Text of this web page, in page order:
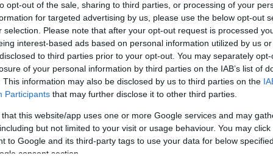
opt-out of the sale, sharing to third parties, or processing of your
for targeted advertising by us, please use the below opt-out
selection. Please note that after your opt-out request is processed
interest-based ads based on personal information utilized by us
to third parties prior to your opt-out. You may separately
of your personal information by third parties on the IAB’s list of
This information may also be disclosed by us to third parties on the
Participants that may further disclose it to other third parties.
that this website/app uses one or more Google services and may
but not limited to your visit or usage behaviour. You may
to Google and its third-party tags to use your data for below
consent section.
mintegy három méter magas bronzszobrának
János külügyminiszter kijelentette: Solti György
volt a hazájához, de ez a haza 1939-ben, majd
őt.
újra egymásra találtak, sírkövén, amely a
Bartók síremléke mellett található, csak az áll:
van - hangsúlyozta a miniszter.
"a legjavát ünnepeljük annak, amit ez az
adni tud, mert a nemzet értékét nem az határozza
amit másoktól elvesz, hanem, amit adni tud
irodalomban, festészetben, de leginkább
a muzsika átlép a nyelvi nehézségeken".
22:15
a